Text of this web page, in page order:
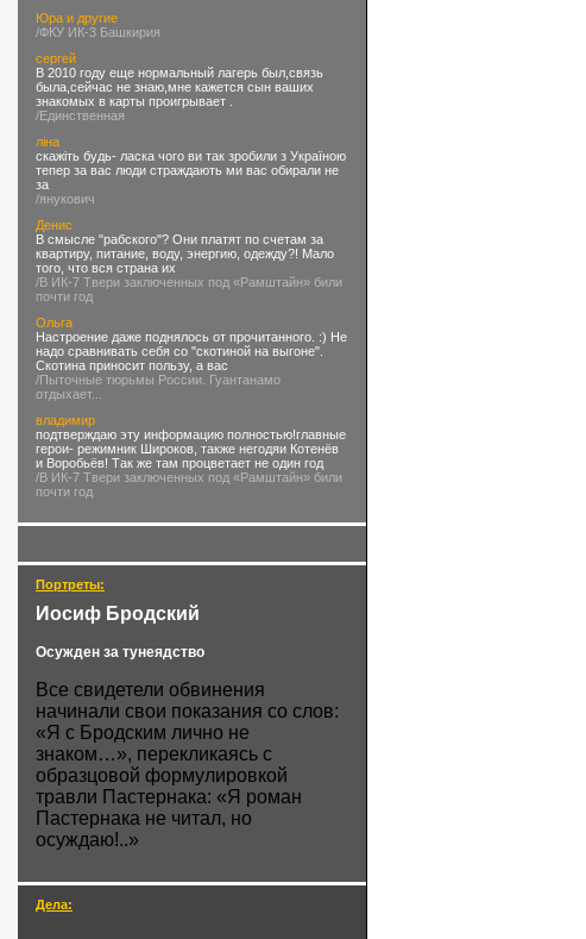
Юра и другие
/ФКУ ИК-3 Башкирия
сергей
В 2010 году еще нормальный лагерь был,связь
была,сейчас не знаю,мне кажется сын ваших
знакомых в карты проигрывает .
/Единственная
ліна
скажіть будь- ласка чого ви так зробили з Україною
тепер за вас люди страждають ми вас обирали не
за
/янукович
Денис
В смысле "рабского"? Они платят по счетам за
квартиру, питание, воду, энергию, одежду?! Мало
того, что вся страна их
/В ИК-7 Твери заключенных под «Рамштайн» били
почти год
Ольга
Настроение даже поднялось от прочитанного. :) Не
надо сравнивать себя со "скотиной на выгоне".
Скотина приносит пользу, а вас
/Пыточные тюрьмы России. Гуантанамо
отдыхает...
владимир
подтверждаю эту информацию полностью!главные
герои- режимник Широков, также негодяи Котенёв
и Воробьёв! Так же там процветает не один год
/В ИК-7 Твери заключенных под «Рамштайн» били
почти год
Портреты:
Иосиф Бродский
Осужден за тунеядство
Все свидетели обвинения
начинали свои показания со слов:
«Я с Бродским лично не
знаком…», перекликаясь с
образцовой формулировкой
травли Пастернака: «Я роман
Пастернака не читал, но
осуждаю!..»
Дела: